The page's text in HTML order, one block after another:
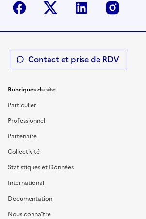
Facebook Twitter-X Linkedin
Contact et prise de RDV
Rubriques du site
Particulier
Professionnel
Partenaire
Collectivité
Statistiques et Données
International
Documentation
Nous connaître